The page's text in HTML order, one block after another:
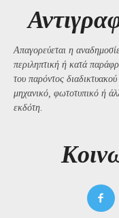
Απαγορεύεται η
περιληπτική ή κατά
του παρόντος
μηχανικό, φωτοτυπικό ή
εκδότη.